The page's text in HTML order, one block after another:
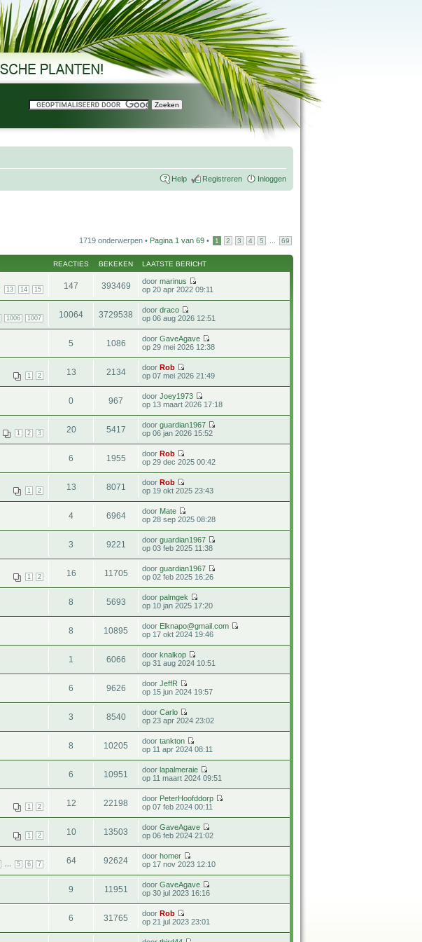
Help Registreren Inloggen
1719 onderwerpen • Pagina 1 van 69 • 1 2 3 4 5 69
REACTIES BEKEKEN LAATSTE BERICHT
13 14 15 147 393469 doormarinus
op 20 apr 2022 09:11
1006 1007 10064 3729538 doordraco
op 06 aug 2026 12:51
5 1086 doorGaveAgave
op 29 mei 2026 12:38
1 2 13 2134 doorRob
op 07 mei 2026 21:49
0 967 doorJoey1973
op 13 maart 2026 17:18
1 2 3 20 5417 doorguardian1967
op 06 jan 2026 15:52
6 1955 doorRob
op 29 dec 2025 00:42
1 2 13 8071 doorRob
op 19 okt 2025 23:43
4 6964 door Mate
op 28 sep 2025 08:28
3 9221 doorguardian1967
op 03 feb 2025 11:38
1 2 16 11705 doorguardian1967
op 02 feb 2025 16:26
8 5693 doorpalmgek
op 10 jan 2025 17:20
8 10895 door Elknapo@gmail.com
op 17 okt 2024 19:46
1 6066 doorknalkop
op 31 aug 2024 10:51
6 9626 doorJeffR
op 15 jun 2024 19:57
3 8540 doorCarlo
op 23 apr 2024 23:02
8 10205 doortankton
op 11 apr 2024 08:11
6 10951 doorlapalmeraie
op 11 maart 2024 09:51
1 2 12 22198 door PeterHoofddorp
op 07 feb 2024 00:11
1 2 10 13503 doorGaveAgave
op 06 feb 2024 21:02
5 6 7 64 92624 doorhomer
op 17 nov 2023 12:10
9 11951 doorGaveAgave
op 30 jul 2023 16:16
6 31765 doorRob
op 21 jul 2023 23:01